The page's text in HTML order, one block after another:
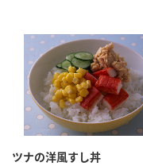
ツナの洋風すし丼